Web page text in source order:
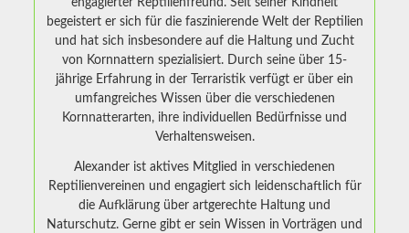
engagierter Reptilienfreund. Seit seiner Kindheit
begeistert er sich für die faszinierende Welt der Reptilien
und hat sich insbesondere auf die Haltung und Zucht
von Kornnattern spezialisiert. Durch seine über 15-
jährige Erfahrung in der Terraristik verfügt er über ein
umfangreiches Wissen über die verschiedenen
Kornnatterarten, ihre individuellen Bedürfnisse und
Verhaltensweisen.
Alexander ist aktives Mitglied in verschiedenen
Reptilienvereinen und engagiert sich leidenschaftlich für
die Aufklärung über artgerechte Haltung und
Naturschutz. Gerne gibt er sein Wissen in Vorträgen und